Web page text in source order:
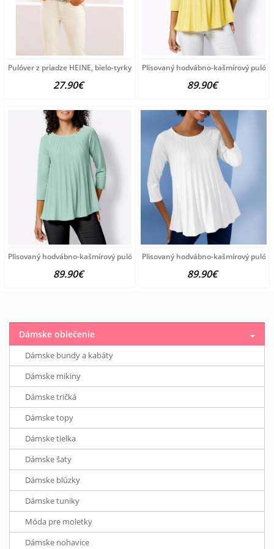
Pulóver z priadze HEINE, bielo-tyrkysový
27.90€
Plisovaný hodvábno-kašmírový
89.90€
Plisovaný hodvábno-kašmírový pulóver vzhľadom Création
89.90€
Plisovaný hodvábno-kašmírový
89.90€
Dámske oblečenie
Dámske bundy a kabáty
Dámske mikiny
Dámske tričká
Dámske topy
Dámske tielka
Dámske šaty
Dámske blúzky
Dámske tuniky
Móda pre moletky
Dámske nohavice